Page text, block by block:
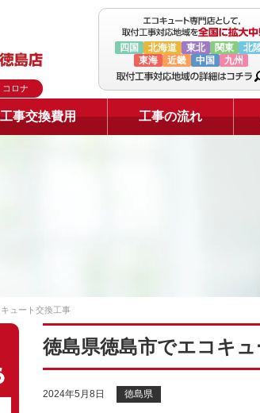
コロナ
四国 北海道 東北 関東
北
東海
近畿 中国 九州
事交換費用 工事の流れ
ュート交換工事
徳島県徳島市でエコキ
2024年5月8日 徳島県